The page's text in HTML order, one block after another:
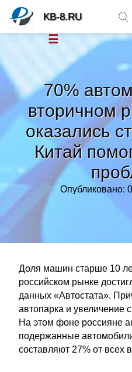
70%
вторичном
оказались
Китай
Опубликовано:
Доля машин старше 10
российском рынке
данных «Автостата».
автопарка и увеличение
На этом фоне россияне
подержанные
составляют 27% от всех
KB-8.RU
☰
Тренды новостей »
Рубрики»
Правила »
Контакт